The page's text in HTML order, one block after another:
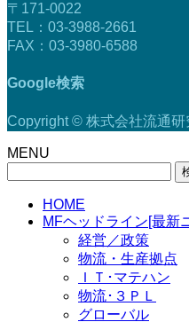
〒171-0022
TEL：03-3988-2661
FAX：03-3980-6588
Google検索
Copyright © 株式会社流通
MENU
HOME
MFヘッドライン[最新
経営／政策
物流・生産拠点
ＩＴ･マテハン
物流･３ＰＬ
グローバル